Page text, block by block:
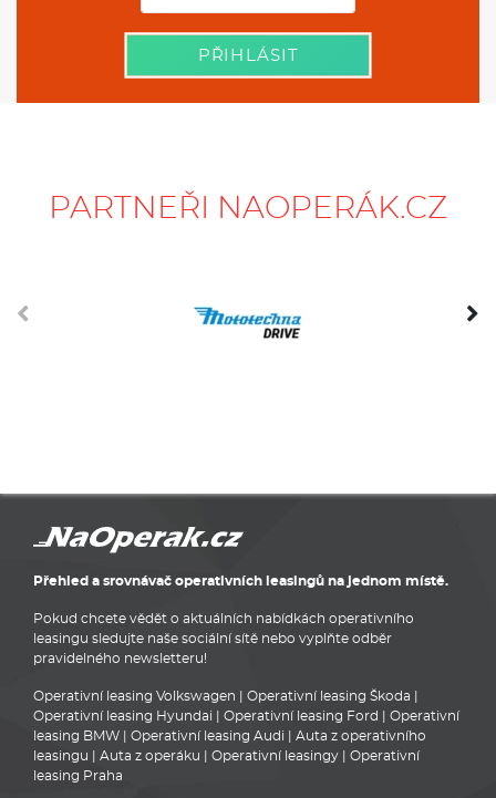
PŘIHLÁSIT
PARTNEŘI NAOPERÁK.CZ
Přehled a srovnávač operativních leasingů na jednom místě.
Pokud chcete vědět o aktuálních nabídkách operativního
leasingu sledujte naše sociální sítě nebo vyplňte odběr
pravidelného newsletteru!
Operativní leasing Volkswagen Operativní leasing Škoda
Operativní leasing Hyundai
Operativní leasing Ford
Operativní
leasing BMW
Operativní leasing Audi
Auta z operativního
leasingu
Auta z operáku Operativní leasingy
Operativní
leasing Praha